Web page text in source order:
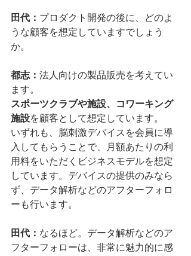
田代： プロダクト開発の後に、どのよ
うな顧客を想定していますでしょう
か。
都志： 法人向けの製品販売を考えてい
ます。
スポーツクラブや施設、コワーキング
施設を顧客として想定しています。
いずれも、脳刺激デバイスを会員に導
入してもらうことで、月額あたりの利
用料をいただくビジネスモデルを想定
しています。デバイスの提供のみなら
ず、データ解析などのアフターフォロ
ーも行います。
田代： なるほど。データ解析などのア
フターフォローは、非常に魅力的に感